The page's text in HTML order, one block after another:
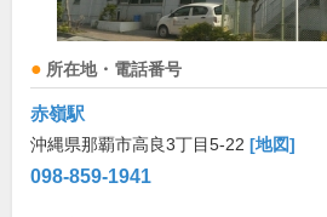
所在地・電話番号
赤嶺駅
沖縄県那覇市高良3丁目5-22 [地図]
098-859-1941